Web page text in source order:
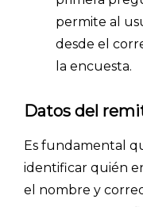
permite al
desde el
la encuesta.
Datos del
Es fundamental
identificar quién
el nombre y